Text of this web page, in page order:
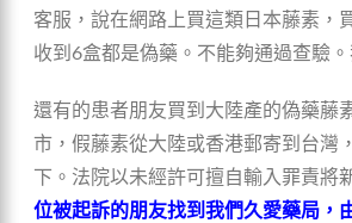
客服，說在網路上買這類日本藤素，
收到6盒都是偽藥。不能夠通過查驗
還有的患者朋友買到大陸產的偽藥藤
市，假藤素從大陸或香港郵寄到台灣
下。法院以未經許可擅自輸入罪責將
位被起訴的朋友找到我們久愛藥局，